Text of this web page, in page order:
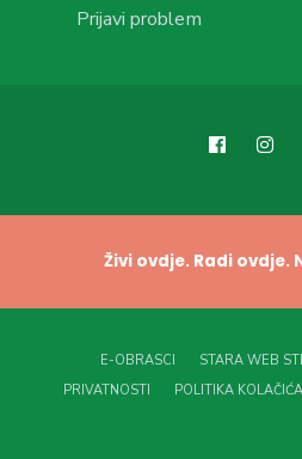
Prijavi problem
Živi ovdje. Radi ovdje.
E-OBRASCI STARA WEB
PRIVATNOSTI
POLITIKA KOLAČIĆA